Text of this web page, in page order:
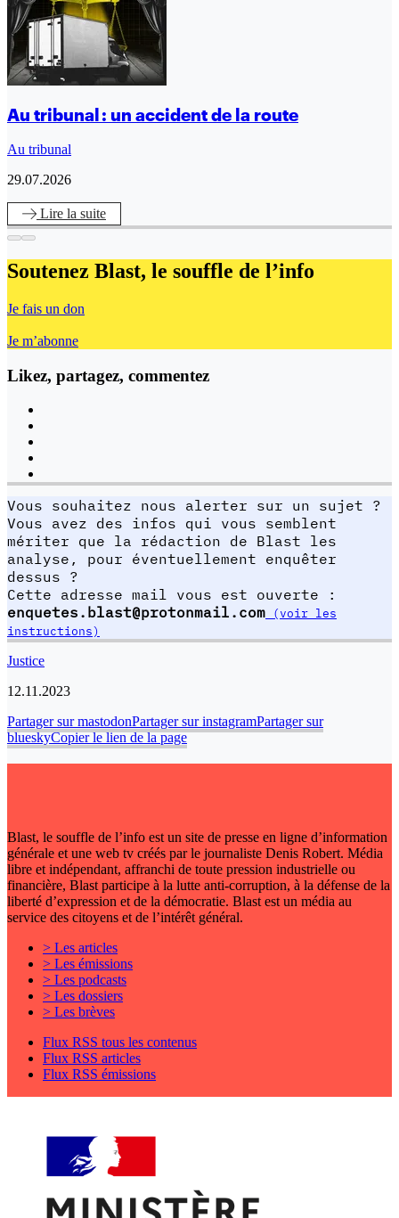
Au tribunal : un accident de la route
Au tribunal
29.07.2026
Lire la suite
Soutenez Blast, le souffle de l’info
Je fais un don
Je m’abonne
Likez, partagez, commentez
Vous souhaitez nous alerter sur un sujet ?
Vous avez des infos qui vous semblent
mériter que la rédaction de Blast les
analyse, pour éventuellement enquêter
dessus ?
Cette adresse mail vous est ouverte :
enquetes.blast@protonmail.com (voir les
instructions)
Justice
12.11.2023
Partager sur mastodonPartager sur instagramPartager sur
blueskyCopier le lien de la page
Blast, le souffle de l’info est un site de presse en ligne d’information
générale et une web tv créés par le journaliste Denis Robert. Média
libre et indépendant, affranchi de toute pression industrielle ou
financière, Blast participe à la lutte anti-corruption, à la défense de la
liberté d’expression et de la démocratie. Blast est un média au
service des citoyens et de l’intérêt général.
> Les articles
> Les émissions
> Les podcasts
> Les dossiers
> Les brèves
Flux RSS tous les contenus
Flux RSS articles
Flux RSS émissions